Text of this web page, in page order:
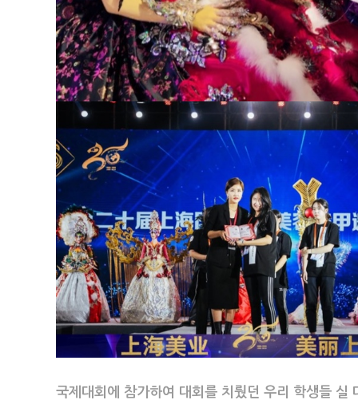
국제대회에 참가하여 대회를 치뤘던 우리 학생들 실